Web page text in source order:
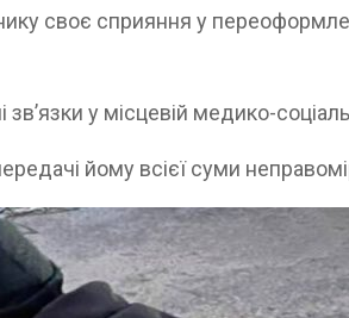
своє сприяння у
у місцевій медико-
йому всієї суми